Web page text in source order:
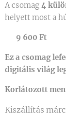
A csomag 4
helyett most a
9 600 Ft
Ez a csomag
digitális világ
Korlátozott
Kiszállítás